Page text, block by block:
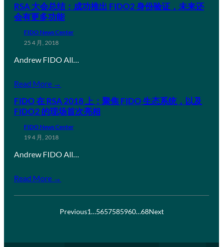
RSA 大会总结：成功推出 FIDO2 身份验证，未来还
会有更多功能
FIDO News Center
25 4 月, 2018
Andrew FIDO All…
Read More →
FIDO 在 RSA 2018 上：聚焦 FIDO 生态系统，以及
FIDO2 的现场首次亮相
FIDO News Center
19 4 月, 2018
Andrew FIDO All…
Read More →
Previous1…5657585960…68Next